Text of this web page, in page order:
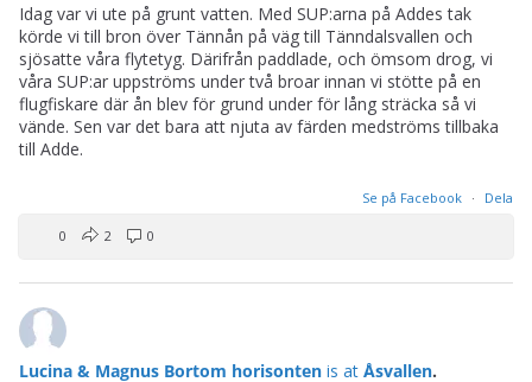
Idag var vi ute på grunt vatten. Med SUP:arna på Addes tak
körde vi till bron över Tännån på väg till Tänndalsvallen och
sjösatte våra flytetyg. Därifrån paddlade, och ömsom drog, vi
våra SUP:ar uppströms under två broar innan vi stötte på en
flugfiskare där ån blev för grund under för lång sträcka så vi
vände. Sen var det bara att njuta av färden medströms tillbaka
till Adde.
Se på Facebook · Dela
0 2 0
Lucina & Magnus Bortom horisonten is at Åsvallen.